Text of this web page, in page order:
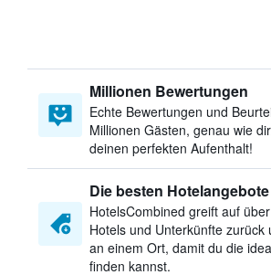
Millionen Bewertungen
Echte Bewertungen und
Millionen Gästen, genau wie
deinen perfekten Aufenthalt!
Die besten Hotelangebote
HotelsCombined greift auf
Hotels und Unterkünfte zurück
an einem Ort, damit du die
finden kannst.